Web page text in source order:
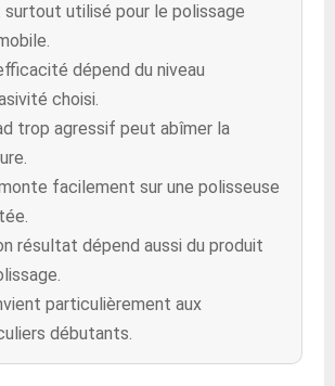
utilisé pour le polissage
dépend du niveau
choisi.
trop agressif peut abîmer la
facilement sur une polisseuse
résultat dépend aussi du produit
particulièrement aux
débutants.